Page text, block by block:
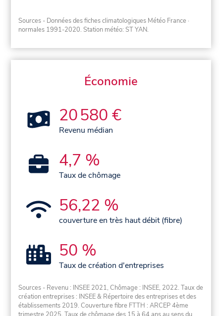
Sources - Données des fiches climatologiques Météo France ·
normales 1991-2020. Station météo: ST YAN.
Économie
20 580 €
Revenu médian
4,7 %
Taux de chômage
56,22 %
couverture en très haut débit (fibre)
50 %
Taux de création d'entreprises
Sources - Revenu : INSEE 2021, Chômage : INSEE, 2022. Taux de
création entreprises : INSEE & Répertoire des entreprises et des
établissements 2019. Couverture fibre FTTH : ARCEP 4ème